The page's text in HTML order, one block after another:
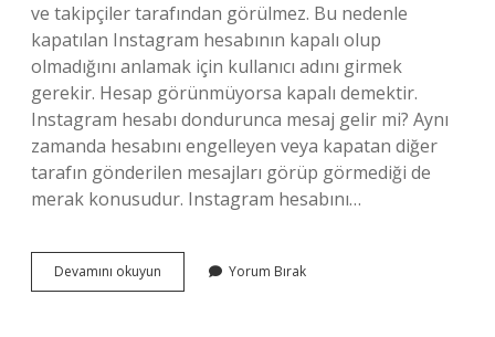
ve takipçiler tarafından görülmez. Bu nedenle
kapatılan Instagram hesabının kapalı olup
olmadığını anlamak için kullanıcı adını girmek
gerekir. Hesap görünmüyorsa kapalı demektir.
Instagram hesabı dondurunca mesaj gelir mi? Aynı
zamanda hesabını engelleyen veya kapatan diğer
tarafın gönderilen mesajları görüp görmediği de
merak konusudur. Instagram hesabını…
Devamını okuyun Instagram
Donduğunu
Yorum Bırak